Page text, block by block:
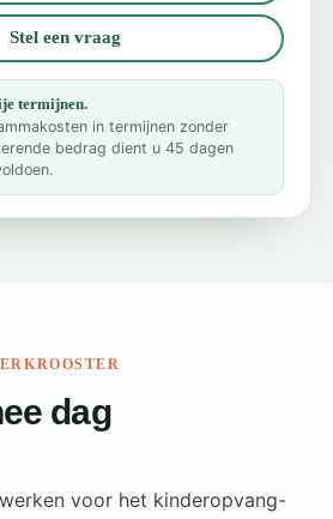
Stel een vraag
termijnen.
in termijnen zonder
bedrag dient u 45 dagen
dag
voor het kinderopvang-